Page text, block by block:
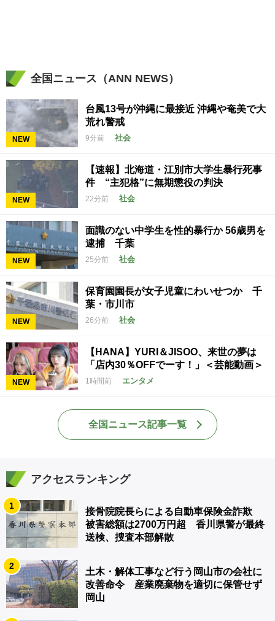
全国ニュース（ANN NEWS）
NEW
台風13号が沖縄に最接近 沖縄や奄美で大
荒れ警戒
9分前 社会
NEW
【速報】北海道・江別市大学生暴行死事
件 “主犯格”に無期懲役の判決
22分前 社会
NEW
面識のない中学生を性的暴行か 56歳男を
逮捕 千葉
25分前 社会
NEW
保育園園長が女子児童にわいせつか 千
葉・市川市
26分前 社会
NEW
【HANA】YURI＆JISOO、来世の夢は
「店内30％OFFでーす！」＜芸能動画＞
1時間前 エンタメ
全国ニュース記事一覧
アクセスランキング
1
接骨院院長らによる自動車保険金詐欺
被害総額は2700万円超 香川県警が最終
送検、捜査本部解散
2
土木・解体工事など行う岡山市の会社に
改善命令 産業廃棄物を適切に保管せず
岡山